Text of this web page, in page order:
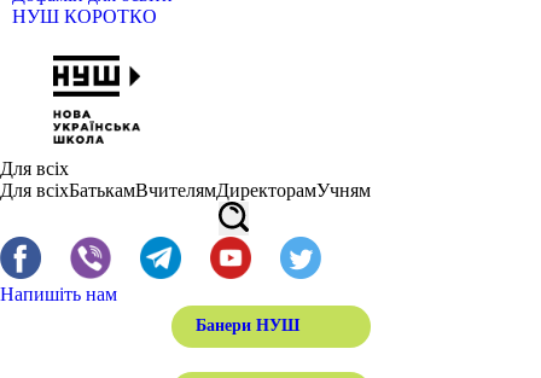
НУШ КОРОТКО
Для всіх
Для всіхБатькамВчителямДиректорамУчням
Напишіть нам
Банери НУШ